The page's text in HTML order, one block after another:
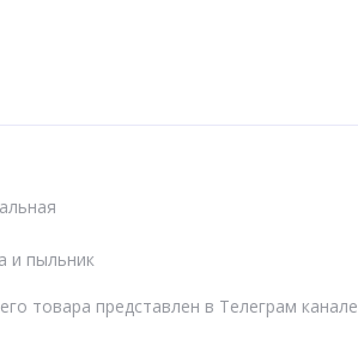
и пыльник
товара представлен в Телеграм канале